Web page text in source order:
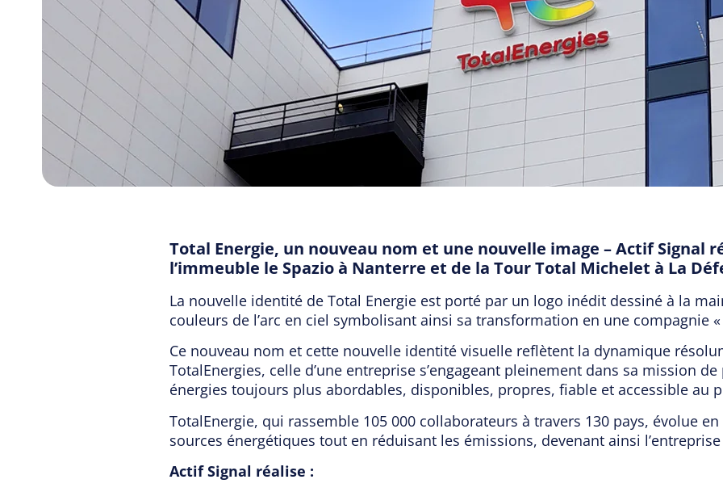
Total Energie, un nouveau nom et une nouvelle image – Actif Signal
l’immeuble le Spazio à Nanterre et de la Tour Total Michelet à La
La nouvelle identité de Total Energie est porté par un logo inédit dessiné à la
couleurs de l’arc en ciel symbolisant ainsi sa transformation en une compagnie
Ce nouveau nom et cette nouvelle identité visuelle reflètent la dynamique
TotalEnergies, celle d’une entreprise s’engageant pleinement dans sa mission
énergies toujours plus abordables, disponibles, propres, fiable et accessible au
TotalEnergie, qui rassemble 105 000 collaborateurs à travers 130 pays, évolue
sources énergétiques tout en réduisant les émissions, devenant ainsi
Actif Signal réalise :